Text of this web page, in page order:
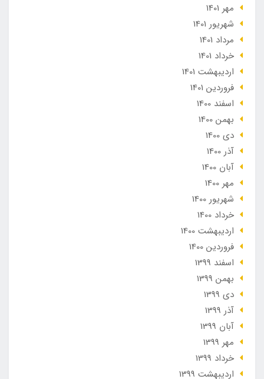
مهر 1401
شهریور 1401
مرداد 1401
خرداد 1401
ارديبهشت 1401
فروردین 1401
اسفند 1400
بهمن 1400
دی 1400
آذر 1400
آبان 1400
مهر 1400
شهریور 1400
خرداد 1400
ارديبهشت 1400
فروردین 1400
اسفند 1399
بهمن 1399
دی 1399
آذر 1399
آبان 1399
مهر 1399
خرداد 1399
ارديبهشت 1399